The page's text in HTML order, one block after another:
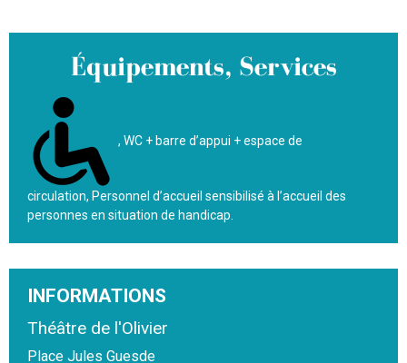
Équipements, Services
WC + barre d’appui + espace de
circulation Personnel d’accueil sensibilisé à l’accueil des
personnes en situation de handicap
INFORMATIONS
Théâtre de l'Olivier
Place Jules Guesde